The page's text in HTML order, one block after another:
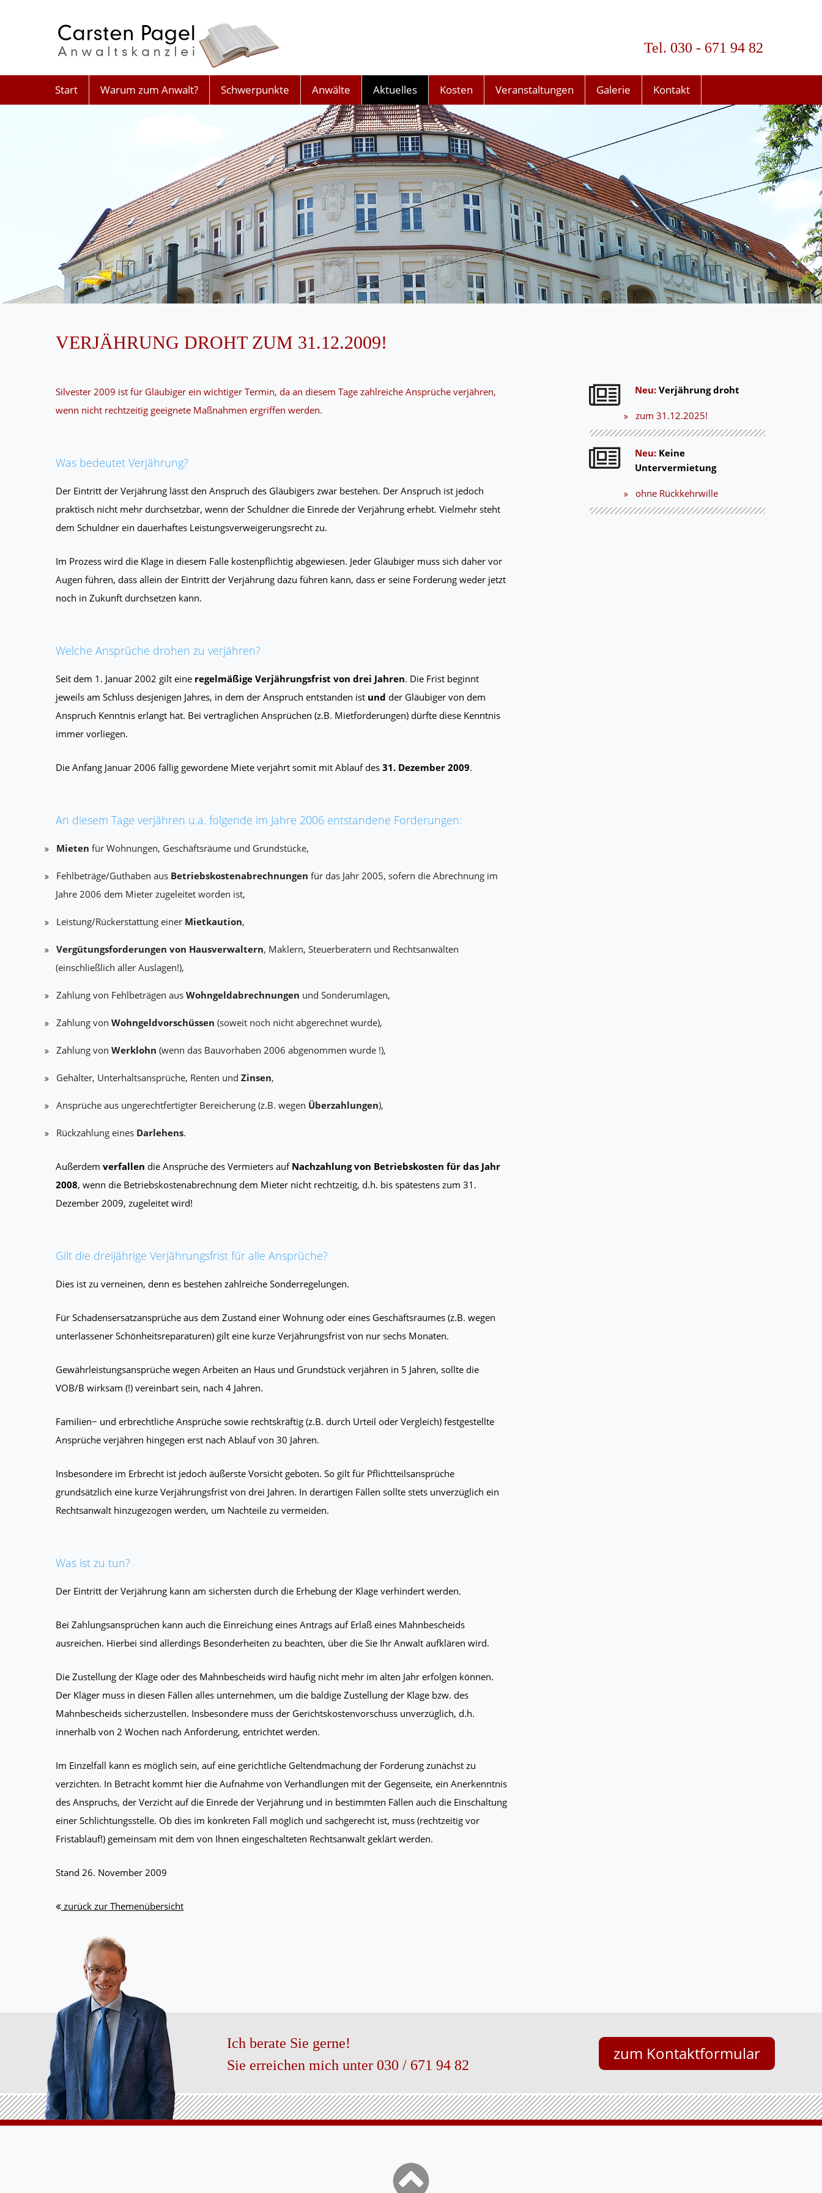
Tel. 030 - 671 94 82
Start Warum zum Anwalt? Schwerpunkte Anwälte Aktuelles Kosten Veranstaltungen Galerie Kontakt
VERJÄHRUNG DROHT ZUM 31.12.2009!
Silvester 2009 ist für Gläubiger ein wichtiger Termin, da an diesem Tage zahlreiche Ansprüche verjähren,
wenn nicht rechtzeitig geeignete Maßnahmen ergriffen werden.
Was bedeutet Verjährung?
Der Eintritt der Verjährung lässt den Anspruch des Gläubigers zwar bestehen. Der Anspruch ist jedoch
praktisch nicht mehr durchsetzbar, wenn der Schuldner die Einrede der Verjährung erhebt. Vielmehr steht
dem Schuldner ein dauerhaftes Leistungsverweigerungsrecht zu.
Im Prozess wird die Klage in diesem Falle kostenpflichtig abgewiesen. Jeder Gläubiger muss sich daher vor
Augen führen, dass allein der Eintritt der Verjährung dazu führen kann, dass er seine Forderung weder jetzt
noch in Zukunft durchsetzen kann.
Welche Ansprüche drohen zu verjähren?
Seit dem 1. Januar 2002 gilt eine regelmäßige Verjährungsfrist von drei Jahren. Die Frist beginnt
jeweils am Schluss desjenigen Jahres, in dem der Anspruch entstanden ist und der Gläubiger von dem
Anspruch Kenntnis erlangt hat. Bei vertraglichen Ansprüchen (z.B. Mietforderungen) dürfte diese Kenntnis
immer vorliegen.
Die Anfang Januar 2006 fällig gewordene Miete verjährt somit mit Ablauf des 31. Dezember 2009.
An diesem Tage verjähren u.a. folgende im Jahre 2006 entstandene Forderungen:
Mieten für Wohnungen, Geschäftsräume und Grundstücke,
Fehlbeträge/Guthaben aus Betriebskostenabrechnungen für das Jahr 2005, sofern die Abrechnung im
Jahre 2006 dem Mieter zugeleitet worden ist,
Leistung/Rückerstattung einer Mietkaution,
Vergütungsforderungen von Hausverwaltern, Maklern, Steuerberatern und Rechtsanwälten
(einschließlich aller Auslagen!),
Zahlung von Fehlbeträgen aus Wohngeldabrechnungen und Sonderumlagen,
Zahlung von Wohngeldvorschüssen (soweit noch nicht abgerechnet wurde),
Zahlung von Werklohn (wenn das Bauvorhaben 2006 abgenommen wurde !),
Gehälter, Unterhaltsansprüche, Renten und Zinsen,
Ansprüche aus ungerechtfertigter Bereicherung (z.B. wegen Überzahlungen),
Rückzahlung eines Darlehens.
Außerdem verfallen die Ansprüche des Vermieters auf Nachzahlung von Betriebskosten für das Jahr
2008, wenn die Betriebskostenabrechnung dem Mieter nicht rechtzeitig, d.h. bis spätestens zum 31.
Dezember 2009, zugeleitet wird!
Gilt die dreijährige Verjährungsfrist für alle Ansprüche?
Dies ist zu verneinen, denn es bestehen zahlreiche Sonderregelungen.
Für Schadensersatzansprüche aus dem Zustand einer Wohnung oder eines Geschäftsraumes (z.B. wegen
unterlassener Schönheitsreparaturen) gilt eine kurze Verjährungsfrist von nur sechs Monaten.
Gewährleistungsansprüche wegen Arbeiten an Haus und Grundstück verjähren in 5 Jahren, sollte die
VOB/B wirksam (!) vereinbart sein, nach 4 Jahren.
Familien− und erbrechtliche Ansprüche sowie rechtskräftig (z.B. durch Urteil oder Vergleich) festgestellte
Ansprüche verjähren hingegen erst nach Ablauf von 30 Jahren.
Insbesondere im Erbrecht ist jedoch äußerste Vorsicht geboten. So gilt für Pflichtteilsansprüche
grundsätzlich eine kurze Verjährungsfrist von drei Jahren. In derartigen Fällen sollte stets unverzüglich ein
Rechtsanwalt hinzugezogen werden, um Nachteile zu vermeiden.
Was ist zu tun?
Der Eintritt der Verjährung kann am sichersten durch die Erhebung der Klage verhindert werden.
Bei Zahlungsansprüchen kann auch die Einreichung eines Antrags auf Erlaß eines Mahnbescheids
ausreichen. Hierbei sind allerdings Besonderheiten zu beachten, über die Sie Ihr Anwalt aufklären wird.
Die Zustellung der Klage oder des Mahnbescheids wird häufig nicht mehr im alten Jahr erfolgen können.
Der Kläger muss in diesen Fällen alles unternehmen, um die baldige Zustellung der Klage bzw. des
Mahnbescheids sicherzustellen. Insbesondere muss der Gerichtskostenvorschuss unverzüglich, d.h.
innerhalb von 2 Wochen nach Anforderung, entrichtet werden.
Im Einzelfall kann es möglich sein, auf eine gerichtliche Geltendmachung der Forderung zunächst zu
verzichten. In Betracht kommt hier die Aufnahme von Verhandlungen mit der Gegenseite, ein Anerkenntnis
des Anspruchs, der Verzicht auf die Einrede der Verjährung und in bestimmten Fällen auch die Einschaltung
einer Schlichtungsstelle. Ob dies im konkreten Fall möglich und sachgerecht ist, muss (rechtzeitig vor
Fristablauf!) gemeinsam mit dem von Ihnen eingeschalteten Rechtsanwalt geklärt werden.
Stand 26. November 2009
zurück zur Themenübersicht
Neu:Verjährung droht
zum 31.12.2025!
Neu: Keine
Untervermietung
ohne Rückkehrwille
Ich berate Sie gerne!
Sie erreichen mich unter 030 / 671 94 82
zum Kontaktformular